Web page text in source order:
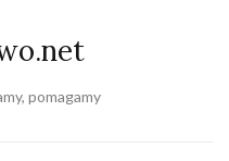
pomagamy